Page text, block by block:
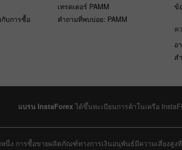
บการซื้อ
เทรดเดอร์ PAMM
คำถามที่พบบ่อย: PAMM
ข้
ค
อ
ส
แบรน InstaForex ได้ขึ้นทะเบียนการค้าในเครือ
นึ่ง การซื้อขายผลิตภัณฑ์ทางการเงินอนุพันธ์มีความเสี่ยงสูง